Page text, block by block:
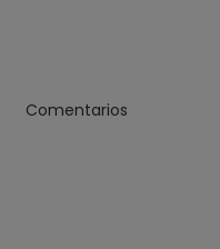
Comentarios